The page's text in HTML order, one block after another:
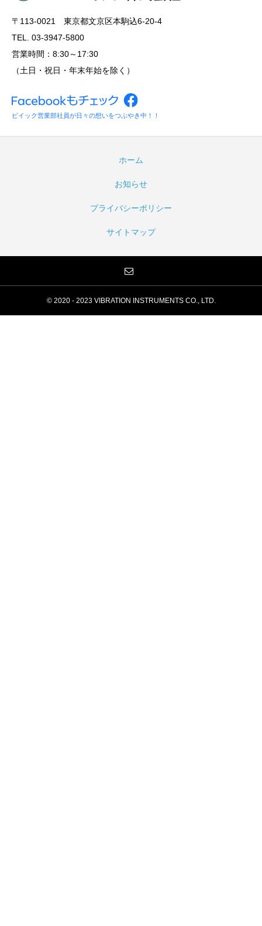
〒113‐0021 東京都文京区本駒込6-20-4
TEL. 03-3947-5800
営業時間：8:30～17:30
（土日・祝日・年末年始を除く）
ビイック営業部社員が日々の想いをつぶやき中！！
ホーム
お知らせ
プライバシーポリシー
サイトマップ
© 2020 - 2023 VIBRATION INSTRUMENTS CO., LTD.